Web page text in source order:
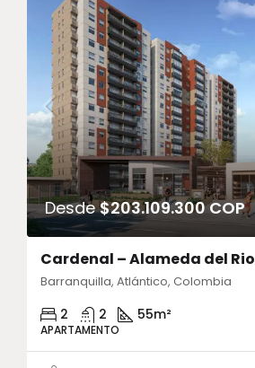
Desde$203.109.300 COP
Cardenal – Alameda del Rio
Barranquilla, Atlántico, Colombia
2 2 55m²
APARTAMENTO